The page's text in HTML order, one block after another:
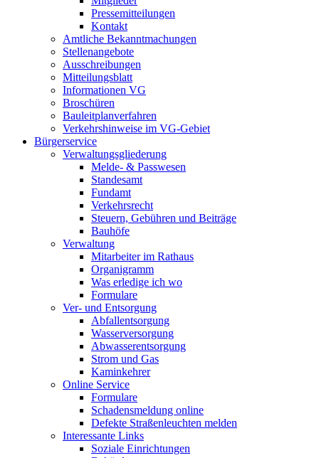
Pressemitteilungen
Kontakt
Amtliche Bekanntmachungen
Stellenangebote
Ausschreibungen
Mitteilungsblatt
Informationen VG
Broschüren
Bauleitplanverfahren
Verkehrshinweise im VG-Gebiet
Bürgerservice
Verwaltungsgliederung
Melde- & Passwesen
Standesamt
Fundamt
Verkehrsrecht
Steuern, Gebühren und Beiträge
Bauhöfe
Verwaltung
Mitarbeiter im Rathaus
Organigramm
Was erledige ich wo
Formulare
Ver- und Entsorgung
Abfallentsorgung
Wasserversorgung
Abwasserentsorgung
Strom und Gas
Kaminkehrer
Online Service
Formulare
Schadensmeldung online
Defekte Straßenleuchten melden
Interessante Links
Soziale Einrichtungen